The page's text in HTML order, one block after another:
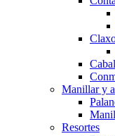
Manillar y
Resortes